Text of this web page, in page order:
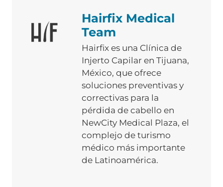
Hairfix Medical
Team
Hairfix es una Clínica de
Injerto Capilar en Tijuana,
México, que ofrece
soluciones preventivas y
correctivas para la
pérdida de cabello en
NewCity Medical Plaza, el
complejo de turismo
médico más importante
de Latinoamérica.